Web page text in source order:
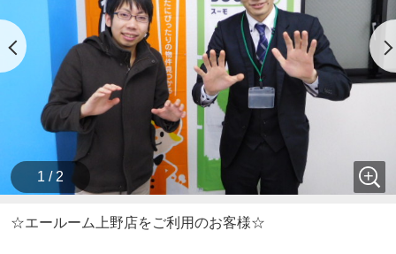
1 / 2
☆エールーム上野店をご利用のお客様☆